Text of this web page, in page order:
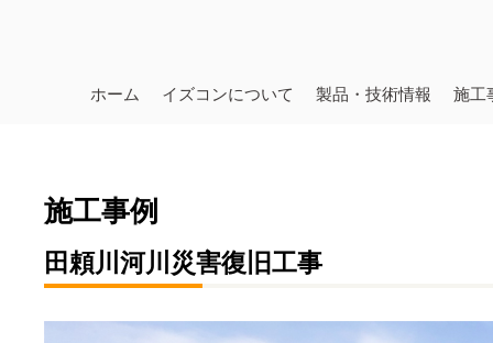
ホーム イズコンについて 製品・技術情報 施工
施工事例
田頼川河川災害復旧工事